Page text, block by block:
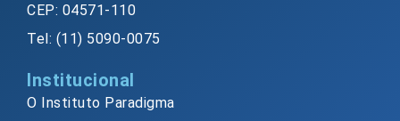
CEP: 04571-110
Tel: (11) 5090-0075
Institucional
O Instituto Paradigma